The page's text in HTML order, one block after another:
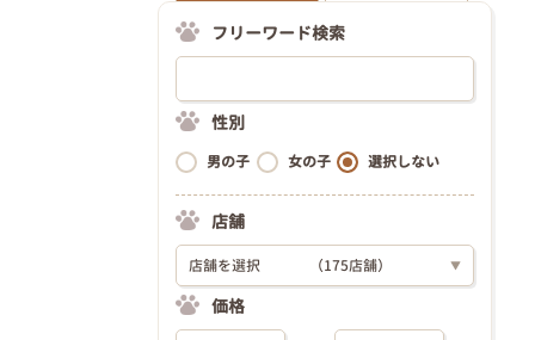
フリーワード検索
性別
男の子 女の子 選択しない
店舗
店舗を選択 （175店舗） ▼
価格